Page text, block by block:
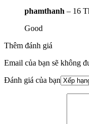
phamthanh – 16
Good
Thêm đánh giá
Email của bạn sẽ không
Đánh giá của bạn